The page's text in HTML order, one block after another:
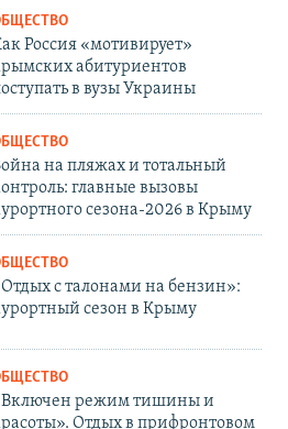
Россия «мотивирует»
абитуриентов
в вузы Украины
на пляжах и тотальный
главные вызовы
сезона-2026 в Крыму
с талонами на бензин»:
сезон в Крыму
режим тишины и
Отдых в прифронтовом